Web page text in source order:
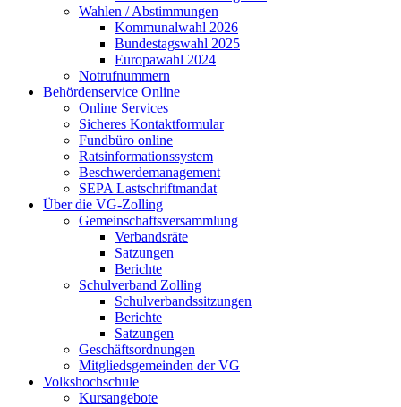
Wahlen / Abstimmungen
Kommunalwahl 2026
Bundestagswahl 2025
Europawahl 2024
Notrufnummern
Behördenservice Online
Online Services
Sicheres Kontaktformular
Fundbüro online
Ratsinformationssystem
Beschwerdemanagement
SEPA Lastschriftmandat
Über die VG-Zolling
Gemeinschaftsversammlung
Verbandsräte
Satzungen
Berichte
Schulverband Zolling
Schulverbandssitzungen
Berichte
Satzungen
Geschäftsordnungen
Mitgliedsgemeinden der VG
Volkshochschule
Kursangebote